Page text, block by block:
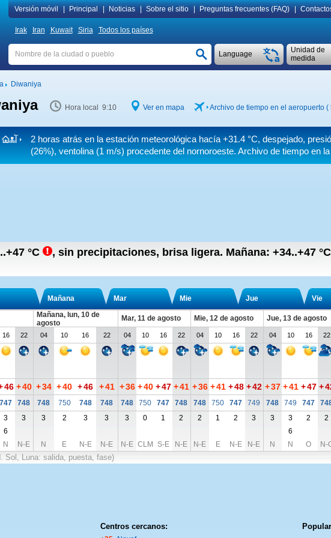
Versión móvil Principal Noticias Sobre el sitio Preguntas frecuentes (FAQ)
Irak Iran Kuwait Siria Todos los países
Unidad de
medida
Language
Diwaniya
Hora local 9:10 Ver en mapa Archivo de tiempo en el aeropuerto (
2 horas atrás en la estación meteorológica hacía +31.4 °C, despejado,
(26%), ventolina(1 m/s) procedente del nornoroeste. Archivo de tiempo en
°C , sin precipitaciones, brisa ligera. Mañana: +34..+47 °C
Mañana Mar Mie Jue Vie
Mañana, lun, 10 de
agosto
Mar, 11 de agosto Mie, 12 de agosto Jue, 13 de agosto
16 22 04 10 16 22 04 10 16 22 04 10 16 22 04 10 16 22
46 +40 +34 +40 +46 +41 +36 +40 +47 +41 +36 +41 +48 +42 +37 +41 +47 +
747 748 748 750 748 748 748 750 747 748 748 750 747 749 748 749 747
3 3 3 2 3 3 3 0 1 2 2 1 2 3 3 3 2 2
6 6
N N-E N E N-E N-E N-E CLM S-E N-E N-E E N-E N-E N N O N-
Sol, Luna: salida, puesta, fase)
Centros cercanos: